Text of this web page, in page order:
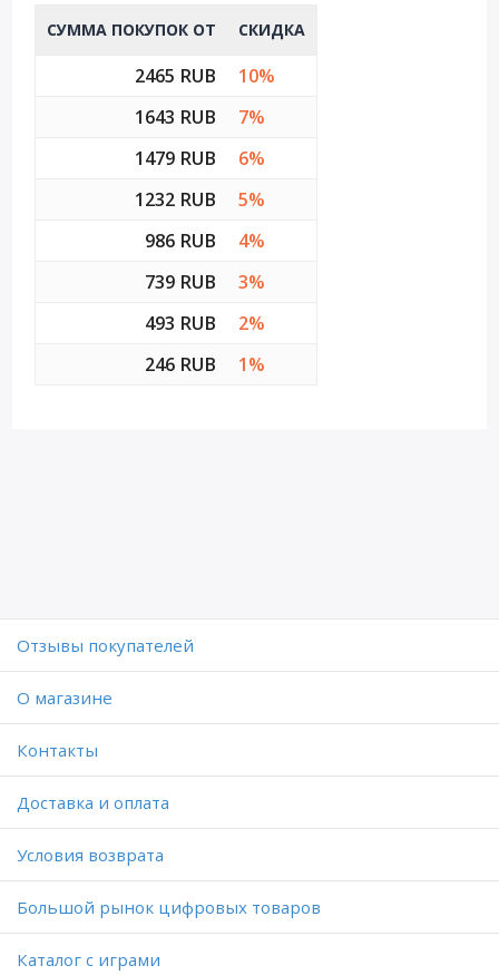
СУММА ПОКУПОК ОТ СКИДКА
2465 RUB
10%
1643 RUB
7%
1479 RUB
6%
1232 RUB
5%
986 RUB
4%
739 RUB
3%
493 RUB
2%
246 RUB
1%
Отзывы покупателей
O магазине
Контакты
Доставка и оплата
Условия возврата
Большой рынок цифровых товаров
Каталог с играми